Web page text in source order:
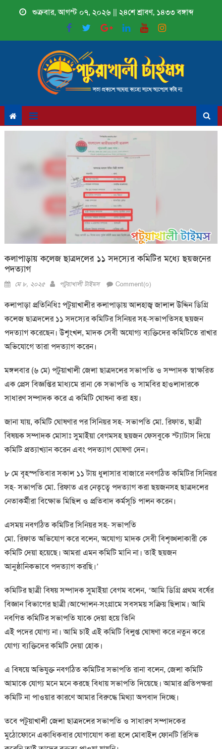
শুক্রবার, আগস্ট ০৭, ২০২৬ || ২৪শে শ্রাবণ, ১৪৩৩ বঙ্গাব্দ
কলাপাড়ায় কলেজ ছাত্রদলের ১১ সদস্যের কমিটির মধ্যে ছয়জনের
পদত্যাগ
Posted
মে ৮, ২০২৫ Author
পটুয়াখালী টাইমস Comment(০)
কলাপাড়া প্রতিনিধিঃ পটুয়াখালীর কলাপাড়ায় আলহাজ্ব জালাল উদ্দিন ডিগ্রি
কলেজ ছাত্রদলের ১১ সদস্যের কমিটির সিনিয়র সহ-সভাপতিসহ ছয়জন
পদত্যাগ করেছেন। উশৃংখল, মাদক সেবী অযোগ্য ব্যক্তিদের কমিটিতে রাখার
অভিযোগে তারা পদত্যাগ করেন।
মঙ্গলবার (৬ মে) পটুয়াখালী জেলা ছাত্রদলের সভাপতি ও সম্পাদক স্বাক্ষরিত
এক প্রেস বিজ্ঞপ্তির মাধ্যমে রানা কে সভাপতি ও সামবির হাওলাদারকে
সাধারণ সম্পাদক করে এ কমিটি ঘোষনা করা হয়।
জানা যায়, কমিটি ঘোষণার পর সিনিয়র সহ- সভাপতি মো. রিফাত, ছাত্রী
বিষয়ক সম্পাদক মোসাঃ সুমাইয়া বেগমসহ ছয়জন ফেসবুকে স্ট্যাটাস দিয়ে
কমিটি প্রত্যাখ্যান করেন এবং পদত্যাগ ঘোষণা দেন।
৮ মে বৃহস্পতিবার সকাল ১১ টায় ধুলাসার বাজারে নবগঠিত কমিটির সিনিয়র
সহ- সভাপতি মো. রিফাত এর নেতৃত্বে পদত্যাগ করা ছয়জনসহ ছাত্রদলের
নেতাকর্মীরা বিক্ষোভ মিছিল ও প্রতিবাদ কর্মসূচি পালন করেন।
এসময় নবগঠিত কমিটির সিনিয়র সহ- সভাপতি
মো. রিফাত অভিযোগ করে বলেন, অযোগ্য মাদক সেবী বিশৃঙ্খলাকারী কে
কমিটি দেয়া হয়েছে। আমরা এমন কমিটি মানি না। তাই ছয়জন
আনুষ্ঠানিকভাবে পদত্যাগ করছি।’
কমিটির ছাত্রী বিষয় সম্পাদক সুমাইয়া বেগম বলেন, ‘আমি ডিগ্রি প্রথম বর্ষের
বিজ্ঞান বিভাগের ছাত্রী।আন্দোলন-সংগ্রামে সবসময় সক্রিয় ছিলাম। আমি
নবগিত কমিটির সভাপতি যাকে দেয়া হয়ে তিনি
এই পদের যোগ্য না। আমি চাই এই কমিটি বিলুপ্ত ঘোষণা করে নতুন করে
যোগ্য ব্যক্তিদের কমিটি দেয়া হোক।
এ বিষয়ে অভিযুক্ত নবগঠিত কমিটির সভাপতি রানা বলেন, জেলা কমিটি
আমাকে যোগ্য মনে মনে করছে বিধায় সভাপতি দিয়েছে। আমার প্রতিপক্ষরা
কমিটি না পাওয়ার কারণে আমার বিরুদ্ধে মিথ্যা অপবাদ দিচ্ছে।
তবে পটুয়াখালী জেলা ছাত্রদলের সভাপতি ও সাধারণ সম্পাদকের
মুঠোফোনে একাধিকবার যোগাযোগ করা হলে মোবাইল ফোনটি রিসিভ